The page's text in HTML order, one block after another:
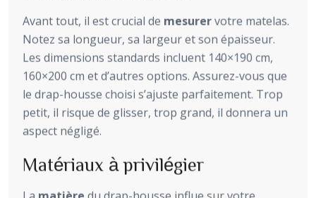
Avant tout, il est crucial de mesurervotre matelas.
Notez sa longueur, sa largeur et son épaisseur.
Les dimensions standards incluent 140×190 cm,
160×200 cm et d’autres options. Assurez-vous que
le drap-housse choisi s’ajuste parfaitement. Trop
petit, il risque de glisser, trop grand, il donnera un
aspect négligé.
Matériaux à privilégier